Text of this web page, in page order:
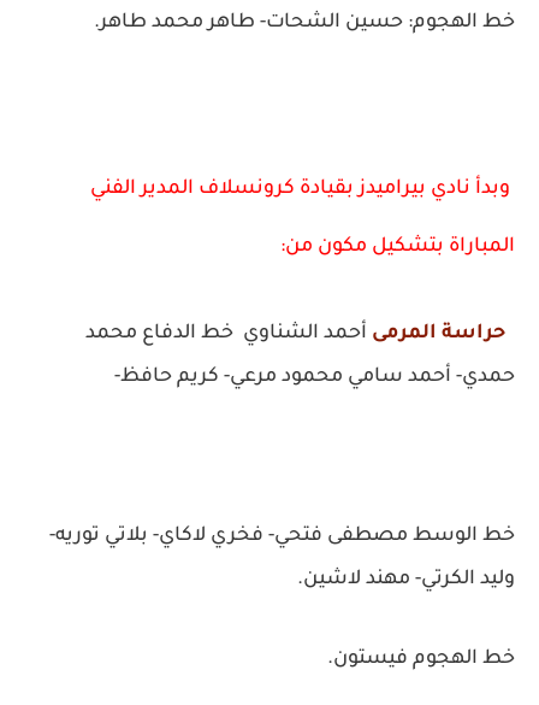
خط الهجوم: حسين الشحات- طاهر محمد طاهر.
وبدأ نادي بيراميدز بقيادة كرونسلاف المدير الفني
المباراة بتشكيل مكون من:
حراسة المرمى أحمد الشناوي خط الدفاع محمد
حمدي- أحمد سامي محمود مرعي- كريم حافظ-
خط الوسط مصطفى فتحي- فخري لاكاي- بلاتي توريه-
وليد الكرتي- مهند لاشين.
خط الهجوم فيستون.